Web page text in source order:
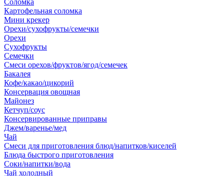
Соломка
Картофельная соломка
Мини крекер
Орехи/сухофрукты/семечки
Орехи
Сухофрукты
Семечки
Смеси орехов/фруктов/ягод/семечек
Бакалея
Кофе/какао/цикорий
Консервация овощная
Майонез
Кетчуп/соус
Консервированные приправы
Джем/варенье/мед
Чай
Смеси для приготовления блюд/напитков/киселей
Блюда быстрого приготовления
Соки/напитки/вода
Чай холодный